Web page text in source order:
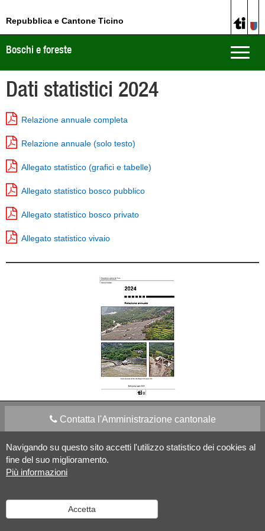
Navigando su questo sito accetti l'utilizzo statistico dei cookies al
fine del suo miglioramento.
Più informazioni
Accetta
Repubblica e Cantone Ticino
Toggle
Boschi e foreste
Dati statistici 2024
Relazione annuale completa
Relazione annuale (solo testo)
Allegato statistico (grafici e tabelle)
Allegato statistico bosco pubblico
Allegato statistico bosco privato
Allegato statistico vivaio
Contatta l'Amministrazione cantonale
Apps Mobile Social media
Versione desktop Informazioni legali